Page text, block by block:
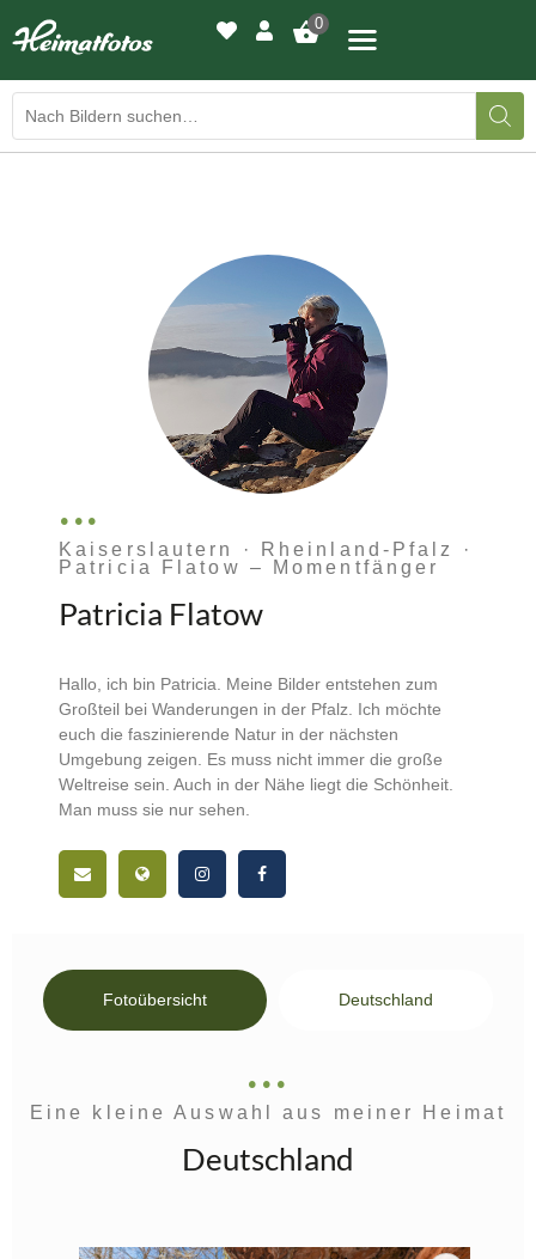
0
DRUCKQUALITÄTEN
LED-LEUCHTBILDER
WIR DRUCKEN IHR BILD
AUSSTELLUNGEN
HEIMATLICHTER
Kaiserslautern · Rheinland-Pfalz ·
Patricia Flatow – Momentfänger
Patricia Flatow
Hallo, ich bin Patricia. Meine Bilder entstehen zum
Großteil bei Wanderungen in der Pfalz. Ich möchte
euch die faszinierende Natur in der nächsten
Umgebung zeigen. Es muss nicht immer die große
Weltreise sein. Auch in der Nähe liegt die Schönheit.
Man muss sie nur sehen.
Fotoübersicht Deutschland
Eine kleine Auswahl aus meiner Heimat
Deutschland